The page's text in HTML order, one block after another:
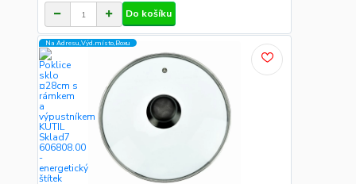
Do košíku
Na Adresu,Výd.místo,Boxu